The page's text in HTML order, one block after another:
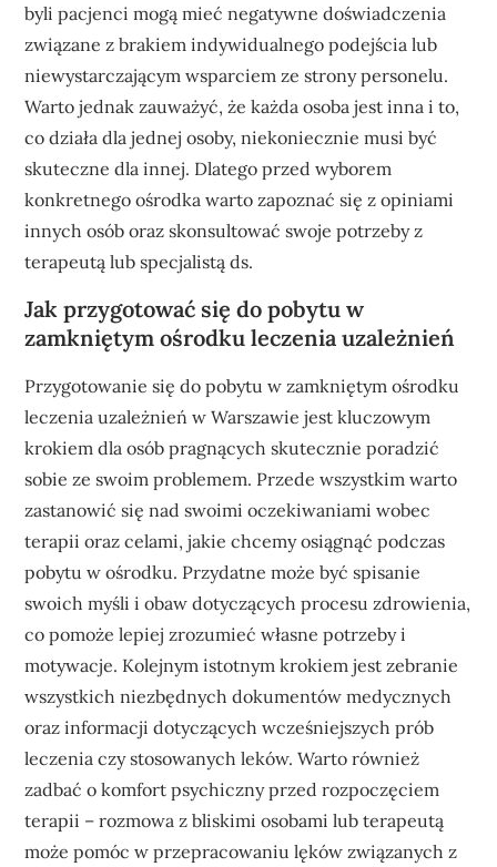
byli pacjenci mogą mieć negatywne doświadczenia
związane z brakiem indywidualnego podejścia lub
niewystarczającym wsparciem ze strony personelu.
Warto jednak zauważyć, że każda osoba jest inna i to,
co działa dla jednej osoby, niekoniecznie musi być
skuteczne dla innej. Dlatego przed wyborem
konkretnego ośrodka warto zapoznać się z opiniami
innych osób oraz skonsultować swoje potrzeby z
terapeutą lub specjalistą ds.
Jak przygotować się do pobytu w
zamkniętym ośrodku leczenia uzależnień
Przygotowanie się do pobytu w zamkniętym ośrodku
leczenia uzależnień w Warszawie jest kluczowym
krokiem dla osób pragnących skutecznie poradzić
sobie ze swoim problemem. Przede wszystkim warto
zastanowić się nad swoimi oczekiwaniami wobec
terapii oraz celami, jakie chcemy osiągnąć podczas
pobytu w ośrodku. Przydatne może być spisanie
swoich myśli i obaw dotyczących procesu zdrowienia,
co pomoże lepiej zrozumieć własne potrzeby i
motywacje. Kolejnym istotnym krokiem jest zebranie
wszystkich niezbędnych dokumentów medycznych
oraz informacji dotyczących wcześniejszych prób
leczenia czy stosowanych leków. Warto również
zadbać o komfort psychiczny przed rozpoczęciem
terapii – rozmowa z bliskimi osobami lub terapeutą
może pomóc w przepracowaniu lęków związanych z